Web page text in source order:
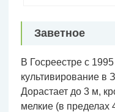
Заветное
В Госреестре с
культивирование в
Дорастает до 3 м,
мелкие (в пределах